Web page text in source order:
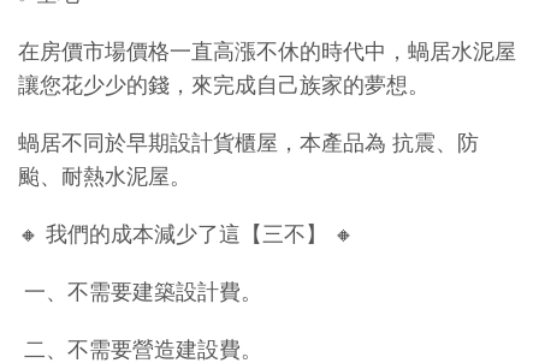
在房價市場價格一直高漲不休的時代中，蝸居水泥屋
讓您花少少的錢，來完成自己族家的夢想。
蝸居不同於早期設計貨櫃屋，本產品為 抗震、防
颱、耐熱水泥屋。
🔸 我們的成本減少了這【三不】 🔸
一、不需要建築設計費。
二、不需要營造建設費。